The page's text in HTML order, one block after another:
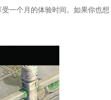
一个月的体验时间。如果你也想